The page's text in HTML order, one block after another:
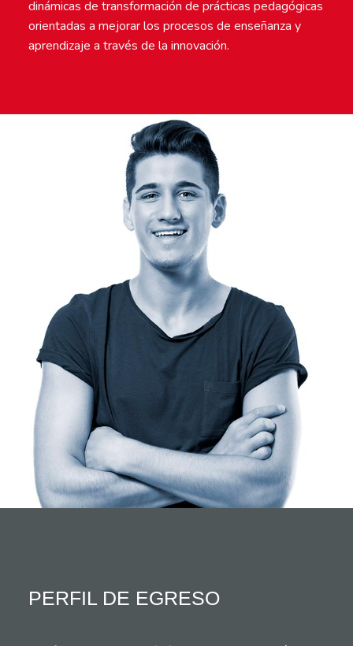
dinámicas de transformación de prácticas pedagógicas
orientadas a mejorar los procesos de enseñanza y
aprendizaje a través de la innovación.
PERFIL DE EGRESO